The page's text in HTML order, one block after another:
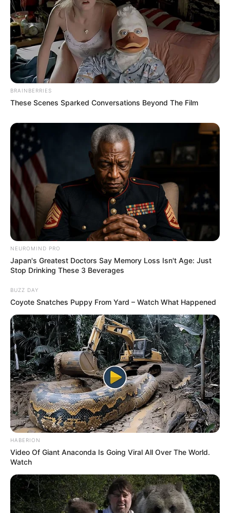
BRAINBERRIES
These Scenes Sparked Conversations Beyond The Film
NEUROMIND PRO
Japan's Greatest Doctors Say Memory Loss Isn't Age: Just
Stop Drinking These 3 Beverages
BUZZ DAY
Coyote Snatches Puppy From Yard – Watch What Happened
HABERION
Video Of Giant Anaconda Is Going Viral All Over The World.
Watch